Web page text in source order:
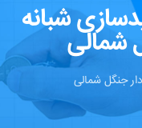
شبانه
شمالی
جنگل شمالی